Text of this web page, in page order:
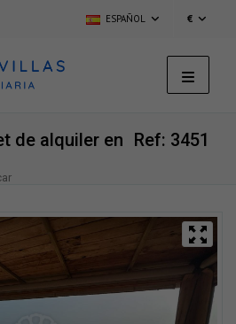
ESPAÑOL €
Ref: 3451
de alquiler en